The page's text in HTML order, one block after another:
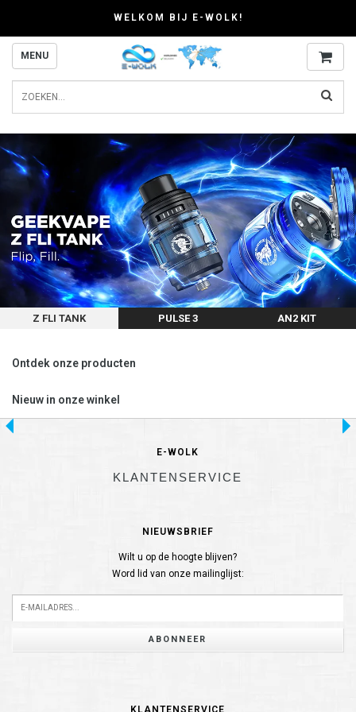
WELKOM BIJ E-WOLK!
MENU
Z FLI TANK PULSE 3 AN2 KIT
Ontdek onze producten
Nieuw in onze winkel
E-WOLK
KLANTENSERVICE
NIEUWSBRIEF
Wilt u op de hoogte blijven?
Word lid van onze mailinglijst:
ABONNEER
KLANTENSERVICE